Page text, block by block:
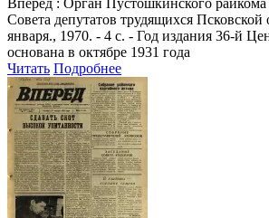
Совета депутатов трудящихся
января., 1970. - 4 с. - Год издания 36-й
основана в октябре 1931 года
Читать Подробнее